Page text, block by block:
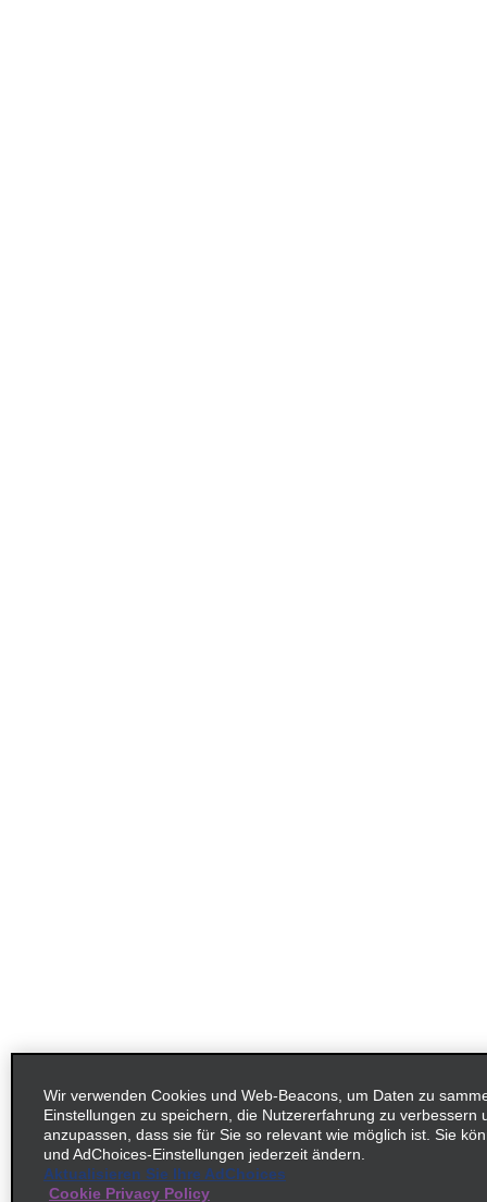
Wir verwenden Cookies und Web-Beacons, um Daten zu
Einstellungen zu speichern, die Nutzererfahrung zu verbessern
anzupassen, dass sie für Sie so relevant wie möglich ist. Sie
und AdChoices-Einstellungen jederzeit ändern.
Aktualisieren Sie Ihre AdChoices
Cookie Privacy Policy